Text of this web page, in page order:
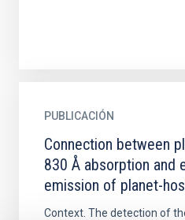
PUBLICACIÓN
Connection between
830 Å absorption and
emission of planet-
Context. The detection of